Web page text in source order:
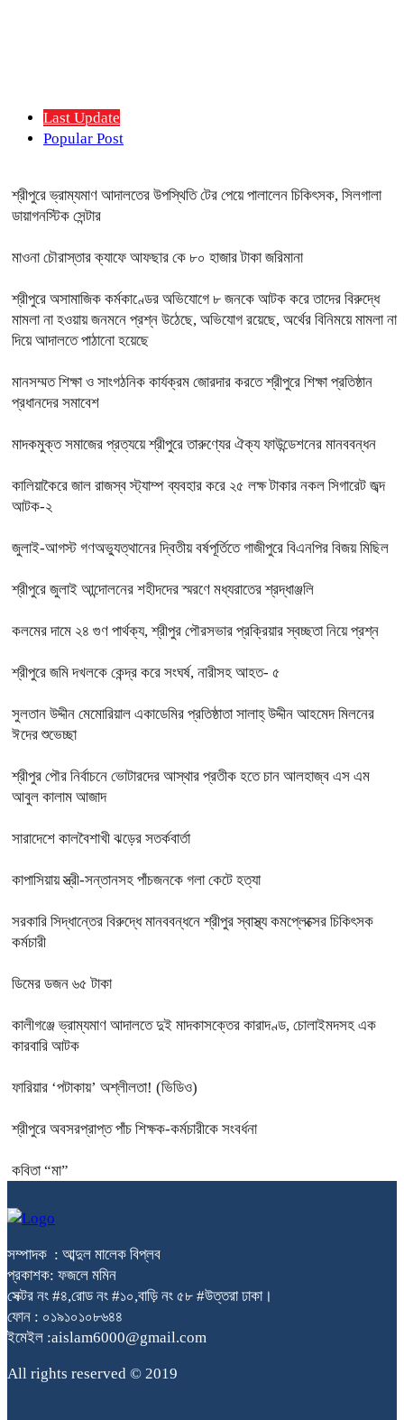
Last Update
Popular Post
শ্রীপুরে ভ্রাম্যমাণ আদালতের উপস্থিতি টের পেয়ে পালালেন চিকিৎসক, সিলগালা
ডায়াগনস্টিক সেন্টার
মাওনা চৌরাস্তার ক্যাফে আফছার কে ৮০ হাজার টাকা জরিমানা
শ্রীপুরে অসামাজিক কর্মকাণ্ডের অভিযোগে ৮ জনকে আটক করে তাদের বিরুদ্ধে
মামলা না হওয়ায় জনমনে প্রশ্ন উঠেছে, অভিযোগ রয়েছে, অর্থের বিনিময়ে মামলা না
দিয়ে আদালতে পাঠানো হয়েছে
মানসম্মত শিক্ষা ও সাংগঠনিক কার্যক্রম জোরদার করতে শ্রীপুরে শিক্ষা প্রতিষ্ঠান
প্রধানদের সমাবেশ
মাদকমুক্ত সমাজের প্রত্যয়ে শ্রীপুরে তারুণ্যের ঐক্য ফাউন্ডেশনের মানববন্ধন
কালিয়াকৈরে জাল রাজস্ব স্ট্যাম্প ব্যবহার করে ২৫ লক্ষ টাকার নকল সিগারেট জব্দ
আটক-২
জুলাই-আগস্ট গণঅভ্যুত্থানের দ্বিতীয় বর্ষপূর্তিতে গাজীপুরে বিএনপির বিজয় মিছিল
শ্রীপুরে জুলাই আন্দোলনের শহীদদের স্মরণে মধ্যরাতের শ্রদ্ধাঞ্জলি
কলমের দামে ২৪ গুণ পার্থক্য, শ্রীপুর পৌরসভার প্রক্রিয়ার স্বচ্ছতা নিয়ে প্রশ্ন
শ্রীপুরে জমি দখলকে কেন্দ্র করে সংঘর্ষ, নারীসহ আহত- ৫
সুলতান উদ্দীন মেমোরিয়াল একাডেমির প্রতিষ্ঠাতা সালাহ্ উদ্দীন আহমেদ মিলনের
ঈদের শুভেচ্ছা
শ্রীপুর পৌর নির্বাচনে ভোটারদের আস্থার প্রতীক হতে চান আলহাজ্ব এস এম
আবুল কালাম আজাদ
সারাদেশে কালবৈশাখী ঝড়ের সতর্কবার্তা
কাপাসিয়ায় স্ত্রী-সন্তানসহ পাঁচজনকে গলা কেটে হত্যা
সরকারি সিদ্ধান্তের বিরুদ্ধে মানববন্ধনে শ্রীপুর স্বাস্থ্য কমপ্লেক্সের চিকিৎসক
কর্মচারী
ডিমের ডজন ৬৫ টাকা
কালীগঞ্জে ভ্রাম্যমাণ আদালতে দুই মাদকাসক্তের কারাদণ্ড, চোলাইমদসহ এক
কারবারি আটক
ফারিয়ার ‘পটাকায়’ অশ্লীলতা! (ভিডিও)
শ্রীপুরে অবসরপ্রাপ্ত পাঁচ শিক্ষক-কর্মচারীকে সংবর্ধনা
কবিতা “মা”
সম্পাদক : আব্দুল মালেক বিপ্লব
প্রকাশক: ফজলে মমিন
সেক্টর নং #৪,রোড নং #১০,বাড়ি নং ৫৮ #উত্তরা ঢাকা।
ফোন : ০১৯১০১০৮৬৪৪
ইমেইল :aislam6000@gmail.com
All rights reserved © 2019